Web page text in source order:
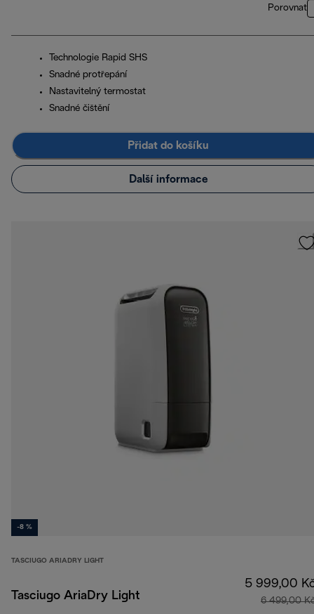
Porovnat
Technologie Rapid SHS
Snadné protřepání
Nastavitelný termostat
Snadné čištění
Přidat do košíku
Další informace
-8 %
TASCIUGO ARIADRY LIGHT
Tasciugo AriaDry Light
5 999,00
6 499,00